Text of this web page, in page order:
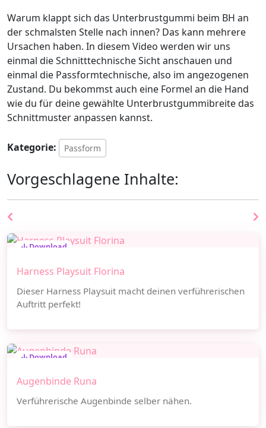
Warum klappt sich das Unterbrustgummi beim BH an
der schmalsten Stelle nach innen? Das kann mehrere
Ursachen haben. In diesem Video werden wir uns
einmal die Schnitttechnische Sicht anschauen und
einmal die Passformtechnische, also im angezogenen
Zustand. Du bekommst auch eine Formel an die Hand
wie du für deine gewählte Unterbrustgummibreite das
Schnittmuster anpassen kannst.
Kategorie: Passform
Vorgeschlagene Inhalte:
Download
Harness Playsuit Florina
Dieser Harness Playsuit macht deinen verführerischen
Auftritt perfekt!
Download
Augenbinde Runa
Verführerische Augenbinde selber nähen.